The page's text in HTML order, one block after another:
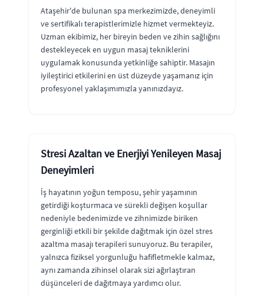
Ataşehir'de bulunan spa merkezimizde, deneyimli
ve sertifikalı terapistlerimizle hizmet vermekteyiz.
Uzman ekibimiz, her bireyin beden ve zihin sağlığını
destekleyecek en uygun masaj tekniklerini
uygulamak konusunda yetkinliğe sahiptir. Masajın
iyileştirici etkilerini en üst düzeyde yaşamanız için
profesyonel yaklaşımımızla yanınızdayız.
Stresi Azaltan ve Enerjiyi Yenileyen Masaj
Deneyimleri
İş hayatının yoğun temposu, şehir yaşamının
getirdiği koşturmaca ve sürekli değişen koşullar
nedeniyle bedenimizde ve zihnimizde biriken
gerginliği etkili bir şekilde dağıtmak için özel stres
azaltma masajı terapileri sunuyoruz. Bu terapiler,
yalnızca fiziksel yorgunluğu hafifletmekle kalmaz,
aynı zamanda zihinsel olarak sizi ağırlaştıran
düşünceleri de dağıtmaya yardımcı olur.